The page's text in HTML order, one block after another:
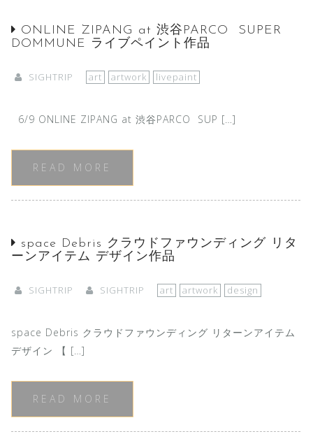
ONLINE ZIPANG at 渋谷PARCO SUPER
DOMMUNE ライブペイント作品
SIGHTRIP art artwork livepaint
6/9 ONLINE ZIPANG at 渋谷PARCO SUP […]
READ MORE
space Debris クラウドファウンディング リタ
ーンアイテム デザイン作品
SIGHTRIP SIGHTRIP art artwork design
space Debris クラウドファウンディング リターンアイテム
デザイン 【 […]
READ MORE